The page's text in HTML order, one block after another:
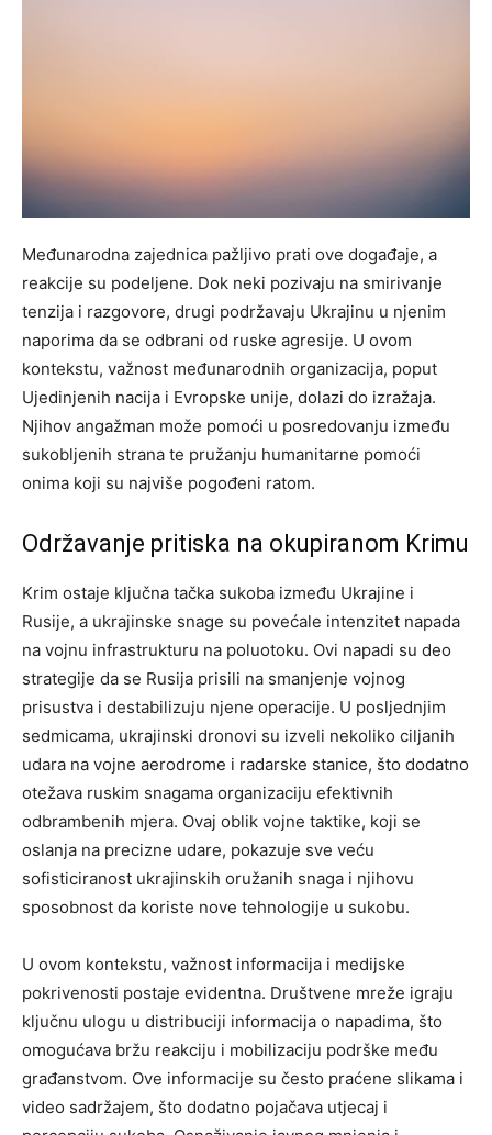
Međunarodna zajednica pažljivo prati ove događaje, a
reakcije su podeljene. Dok neki pozivaju na smirivanje
tenzija i razgovore, drugi podržavaju Ukrajinu u njenim
naporima da se odbrani od ruske agresije. U ovom
kontekstu, važnost međunarodnih organizacija, poput
Ujedinjenih nacija i Evropske unije, dolazi do izražaja.
Njihov angažman može pomoći u posredovanju između
sukobljenih strana te pružanju humanitarne pomoći
onima koji su najviše pogođeni ratom.
Održavanje pritiska na okupiranom Krimu
Krim ostaje ključna tačka sukoba između Ukrajine i
Rusije, a ukrajinske snage su povećale intenzitet napada
na vojnu infrastrukturu na poluotoku. Ovi napadi su deo
strategije da se Rusija prisili na smanjenje vojnog
prisustva i destabilizuju njene operacije. U posljednjim
sedmicama, ukrajinski dronovi su izveli nekoliko ciljanih
udara na vojne aerodrome i radarske stanice, što dodatno
otežava ruskim snagama organizaciju efektivnih
odbrambenih mjera. Ovaj oblik vojne taktike, koji se
oslanja na precizne udare, pokazuje sve veću
sofisticiranost ukrajinskih oružanih snaga i njihovu
sposobnost da koriste nove tehnologije u sukobu.
U ovom kontekstu, važnost informacija i medijske
pokrivenosti postaje evidentna. Društvene mreže igraju
ključnu ulogu u distribuciji informacija o napadima, što
omogućava bržu reakciju i mobilizaciju podrške među
građanstvom. Ove informacije su često praćene slikama i
video sadržajem, što dodatno pojačava utjecaj i